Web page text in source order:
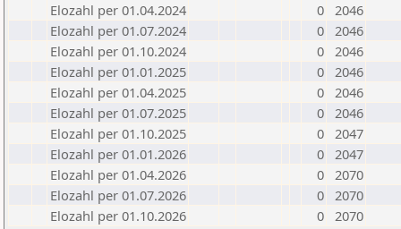
Elozahl per 01.04.2024
0 2046
Elozahl per 01.07.2024
0 2046
Elozahl per 01.10.2024
0 2046
Elozahl per 01.01.2025
0 2046
Elozahl per 01.04.2025
0 2046
Elozahl per 01.07.2025
0 2046
Elozahl per 01.10.2025
0 2047
Elozahl per 01.01.2026
0 2047
Elozahl per 01.04.2026
0 2070
Elozahl per 01.07.2026
0 2070
Elozahl per 01.10.2026
0 2070